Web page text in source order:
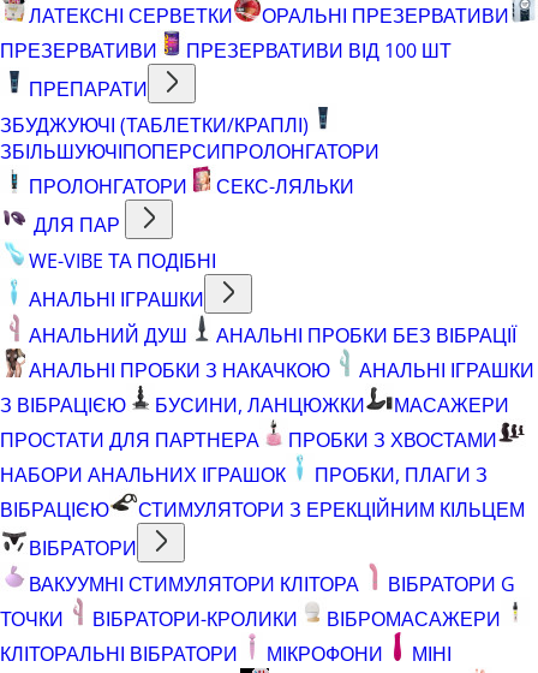
ЛАТЕКСНІ СЕРВЕТКИ
ОРАЛЬНІ ПРЕЗЕРВАТИВИ
ПРЕЗЕРВАТИВИ
ПРЕЗЕРВАТИВИ ВІД 100 ШТ
ПРЕПАРАТИ
ЗБУДЖУЮЧІ (ТАБЛЕТКИ/КРАПЛІ)
ЗБІЛЬШУЮЧІПОПЕРСИПРОЛОНГАТОРИ
ПРОЛОНГАТОРИ
СЕКС-ЛЯЛЬКИ
ДЛЯ ПАР
WE-VIBE ТА ПОДІБНІ
АНАЛЬНІ ІГРАШКИ
АНАЛЬНИЙ ДУШ
АНАЛЬНІ ПРОБКИ БЕЗ ВІБРАЦІЇ
АНАЛЬНІ ПРОБКИ З НАКАЧКОЮ
АНАЛЬНІ ІГРАШКИ
З ВІБРАЦІЄЮ
БУСИНИ, ЛАНЦЮЖКИ
МАСАЖЕРИ
ПРОСТАТИ ДЛЯ ПАРТНЕРА
ПРОБКИ З ХВОСТАМИ
НАБОРИ АНАЛЬНИХ ІГРАШОК
ПРОБКИ, ПЛАГИ З
ВІБРАЦІЄЮ
СТИМУЛЯТОРИ З ЕРЕКЦІЙНИМ КІЛЬЦЕМ
ВІБРАТОРИ
ВАКУУМНІ СТИМУЛЯТОРИ КЛІТОРА
ВІБРАТОРИ G
ТОЧКИ
ВІБРАТОРИ-КРОЛИКИ
ВІБРОМАСАЖЕРИ
КЛІТОРАЛЬНІ ВІБРАТОРИ
МІКРОФОНИ
МІНІ